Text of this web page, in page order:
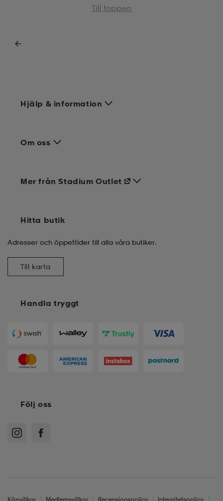
Till toppen
Hjälp & information
Om oss
Handla tryggt
Mer från Stadium Outlet
Hitta butik
Adresser och öppettider till alla våra butiker.
Till karta
Följ oss
Köpvillkor Medlemsvillkor Recensionspolicy Integritetspolicy